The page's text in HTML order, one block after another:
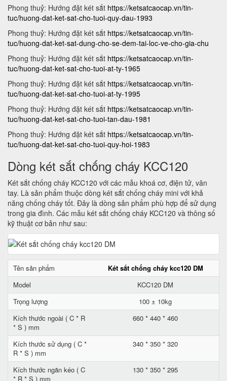
Phong thuỷ: Hướng đặt két sắt https://ketsatcaocap.vn/tin-
tuc/huong-dat-ket-sat-cho-tuoi-quy-dau-1993
Phong thuỷ: Hướng đặt két sắt https://ketsatcaocap.vn/tin-
tuc/huong-dat-ket-sat-dung-cho-se-dem-tai-loc-ve-cho-gia-chu
Phong thuỷ: Hướng đặt két sắt https://ketsatcaocap.vn/tin-
tuc/huong-dat-ket-sat-cho-tuoi-at-ty-1965
Phong thuỷ: Hướng đặt két sắt https://ketsatcaocap.vn/tin-
tuc/huong-dat-ket-sat-cho-tuoi-at-ty-1995
Phong thuỷ: Hướng đặt két sắt https://ketsatcaocap.vn/tin-
tuc/huong-dat-ket-sat-cho-tuoi-tan-dau-1981
Phong thuỷ: Hướng đặt két sắt https://ketsatcaocap.vn/tin-
tuc/huong-dat-ket-sat-cho-tuoi-quy-hoi-1983
Dòng két sắt chống cháy KCC120
Két sắt chống cháy KCC120 với các mẫu khoá cơ, điện tử, vân
tay. Là sản phẩm thuộc dòng két sắt chống cháy mini với khả
năng chống cháy tốt. Đây là dòng sản phẩm phù hợp để sử dụng
trong gia đình. Các mẫu két sắt chống cháy KCC120 và thông số
kỹ thuật cơ bản như sau:
Tên sản phẩm
Két sắt chống cháy kcc120 DM
Model
KCC120 DM
Trọng lượng
100 ± 10kg
Kích thước ngoài ( C * R
* S ) mm
660 * 440 * 460
Kích thước sử dụng ( C *
R * S ) mm
340 * 350 * 320
Kích thước ngăn kéo ( C
* R * S ) mm
130 * 350 * 295